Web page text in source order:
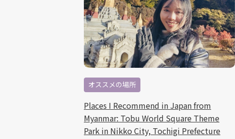
オススメの場所
Places I Recommend in Japan from
Myanmar: Tobu World Square Theme
Park in Nikko City, Tochigi Prefecture